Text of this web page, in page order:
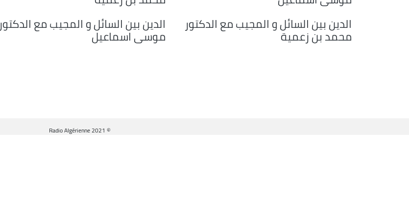
الدين بين السائل و المجيب مع الدكتور
محمد بن زعمية
الدين بين السائل و المجيب مع الدكتور
موسى اسماعيل
© Radio Algérienne 2021